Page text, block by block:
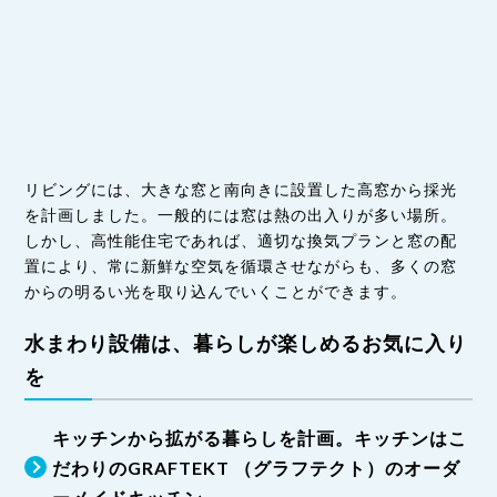
リビングには、大きな窓と南向きに設置した高窓から採光
を計画しました。一般的には窓は熱の出入りが多い場所。
しかし、高性能住宅であれば、適切な換気プランと窓の配
置により、常に新鮮な空気を循環させながらも、多くの窓
からの明るい光を取り込んでいくことができます。
水まわり設備は、暮らしが楽しめるお気に入り
を
キッチンから拡がる暮らしを計画。キッチンはこ
だわりのGRAFTEKT （グラフテクト）のオーダ